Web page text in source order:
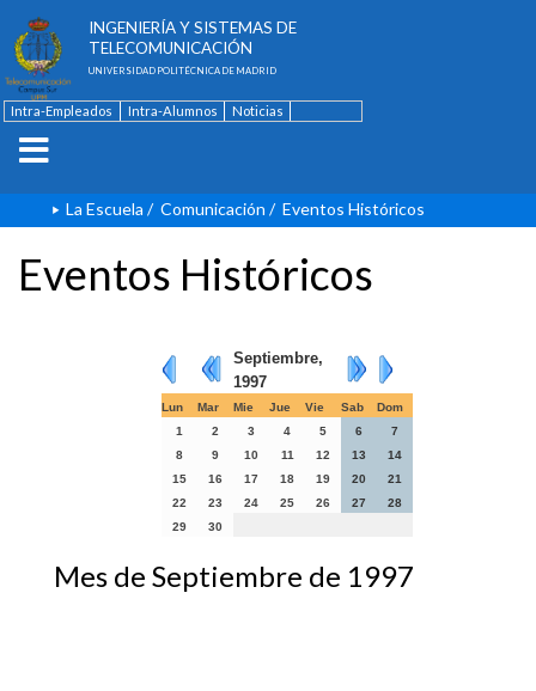
INGENIERÍA Y SISTEMAS DE
TELECOMUNICACIÓN
UNIVERSIDAD POLITÉCNICA DE MADRID
Intra-Empleados Intra-Alumnos
Noticias
La Escuela / Comunicación / Eventos Históricos
Eventos Históricos
Septiembre,
1997
Lun Mar Mie Jue Vie Sab
Dom
1
2 3 4 5 6
7
8
9 10 11 12 13
14
15
16 17 18 19 20
21
22
23 24 25 26 27
28
29
30
Mes de Septiembre de 1997